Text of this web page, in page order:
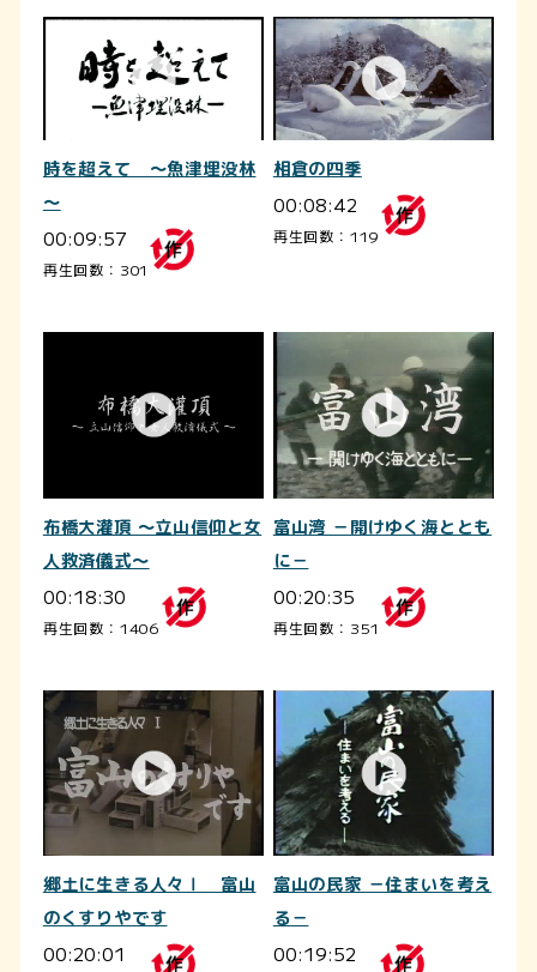
時を超えて ～魚津埋没林
～
00:09:57
再生回数：301
相倉の四季
00:08:42
再生回数：119
布橋大灌頂 ～立山信仰と女
人救済儀式～
00:18:30
再生回数：1406
富山湾 －開けゆく海ととも
に－
00:20:35
再生回数：351
郷土に生きる人々Ⅰ 富山
のくすりやです
00:20:01
富山の民家 －住まいを考え
る－
00:19:52